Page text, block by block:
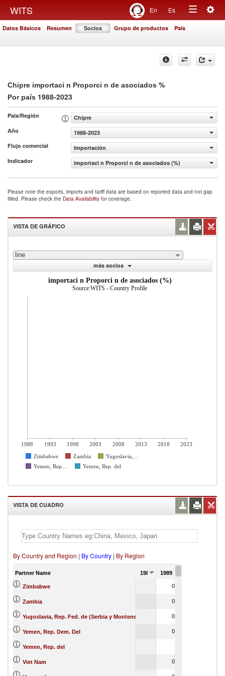
WITS En Es
Toggle
Datos Básicos Resumen Socios Grupo de productos País
Chipre importaci n Proporci n de asociados %
Por país 1988-2023
País/Región
Chipre
Año
1988-2023
Flujo comercial
Importación
Indicador
importaci n Proporci n de asociados (%)
Please note the exports, imports and tariff data are based on reported data and not gap
filled. Please check the Data Availability for coverage.
VISTA DE GRÁFICO
line
más socios
importaci n Proporci n de asociados (%)
Source:WITS - Country Profile
1988 1993 1998 2003 2008 2013 2018
2023
Zimbabwe
Zambia
Yugoslavia,...
Yemen, Rep....
Yemen, Rep. del
VISTA DE CUADRO
By Country and Region | By Country | By Region
Partner Name 1988 1989
Zimbabwe 0
Zambia 0
Yugoslavia, Rep. Fed. de (Serbia y Montenegro) 0
Yemen, Rep. Dem. Del 0
Yemen, Rep. del
Viet Nam 0